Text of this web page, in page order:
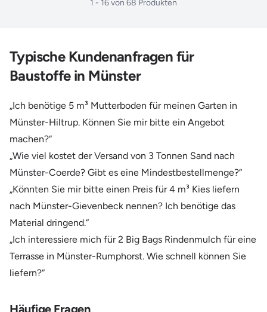
1 - 16von 68 Produkten
Typische Kundenanfragen für
Baustoffe in Münster
„Ich benötige 5 m³ Mutterboden für meinen Garten in
Münster-Hiltrup. Können Sie mir bitte ein Angebot
machen?“
„Wie viel kostet der Versand von 3 Tonnen Sand nach
Münster-Coerde? Gibt es eine Mindestbestellmenge?“
„Könnten Sie mir bitte einen Preis für 4 m³ Kies liefern
nach Münster-Gievenbeck nennen? Ich benötige das
Material dringend.“
„Ich interessiere mich für 2 Big Bags Rindenmulch für eine
Terrasse in Münster-Rumphorst. Wie schnell können Sie
liefern?“
Häufige Fragen